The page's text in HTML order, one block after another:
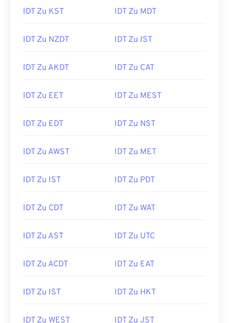
IDT Zu KST IDT Zu MDT
IDT Zu NZDT IDT Zu IST
IDT Zu AKDT IDT Zu CAT
IDT Zu EET IDT Zu MEST
IDT Zu EDT IDT Zu NST
IDT Zu AWST IDT Zu MET
IDT Zu IST IDT Zu PDT
IDT Zu CDT IDT Zu WAT
IDT Zu AST IDT Zu UTC
IDT Zu ACDT IDT Zu EAT
IDT Zu IST IDT Zu HKT
IDT Zu WEST IDT Zu JST